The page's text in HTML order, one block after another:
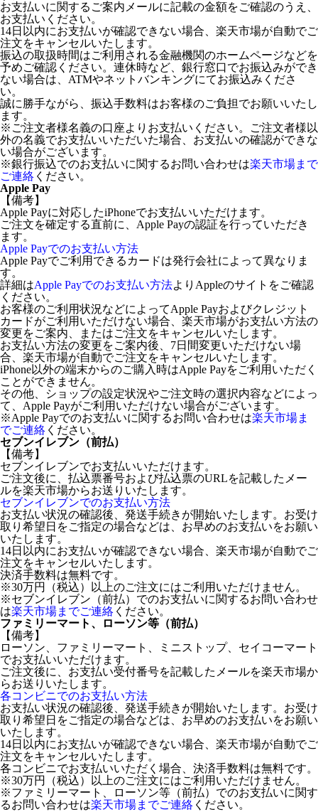
お支払いに関するご案内メールに記載の金額をご確認のうえ、
お支払いください。
14日以内にお支払いが確認できない場合、楽天市場が自動でご
注文をキャンセルいたします。
振込の取扱時間はご利用される金融機関のホームページなどを
予めご確認ください。連休時など、銀行窓口でお振込みができ
ない場合は、ATMやネットバンキングにてお振込みくださ
い。
誠に勝手ながら、振込手数料はお客様のご負担でお願いいたし
ます。
※ご注文者様名義の口座よりお支払いください。ご注文者様以
外の名義でお支払いいただいた場合、お支払いの確認ができな
い場合がございます。
※銀行振込でのお支払いに関するお問い合わせは楽天市場まで
ご連絡 ください。
Apple Pay
【備考】
Apple Payに対応したiPhoneでお支払いいただけます。
ご注文を確定する直前に、Apple Payの認証を行っていただき
ます。
Apple Payでのお支払い方法
Apple Payでご利用できるカードは発行会社によって異なりま
す。
詳細はApple Payでのお支払い方法よりAppleのサイトをご確認
ください。
お客様のご利用状況などによってApple Payおよびクレジット
カードがご利用いただけない場合、楽天市場がお支払い方法の
変更をご案内、またはご注文をキャンセルいたします。
お支払い方法の変更をご案内後、7日間変更いただけない場
合、楽天市場が自動でご注文をキャンセルいたします。
iPhone以外の端末からのご購入時はApple Payをご利用いただく
ことができません。
その他、ショップの設定状況やご注文時の選択内容などによっ
て、Apple Payがご利用いただけない場合がございます。
※Apple Payでのお支払いに関するお問い合わせは楽天市場ま
でご連絡 ください。
セブンイレブン（前払）
【備考】
セブンイレブンでお支払いいただけます。
ご注文後に、払込票番号および払込票のURLを記載したメー
ルを楽天市場からお送りいたします。
セブンイレブンでのお支払い方法
お支払い状況の確認後、発送手続きが開始いたします。お受け
取り希望日をご指定の場合などは、お早めのお支払いをお願い
いたします。
14日以内にお支払いが確認できない場合、楽天市場が自動でご
注文をキャンセルいたします。
決済手数料は無料です。
※30万円（税込）以上のご注文にはご利用いただけません。
※セブンイレブン（前払）でのお支払いに関するお問い合わせ
は楽天市場までご連絡 ください。
ファミリーマート、ローソン等（前払）
【備考】
ローソン、ファミリーマート、ミニストップ、セイコーマート
でお支払いいただけます。
ご注文後に、お支払い受付番号を記載したメールを楽天市場か
らお送りいたします。
各コンビニでのお支払い方法
お支払い状況の確認後、発送手続きが開始いたします。お受け
取り希望日をご指定の場合などは、お早めのお支払いをお願い
いたします。
14日以内にお支払いが確認できない場合、楽天市場が自動でご
注文をキャンセルいたします。
各コンビニでお支払いいただく場合、決済手数料は無料です。
※30万円（税込）以上のご注文にはご利用いただけません。
※ファミリーマート、ローソン等（前払）でのお支払いに関す
るお問い合わせは楽天市場までご連絡 ください。